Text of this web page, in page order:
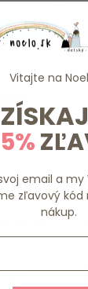
Forest
skladom
Vitajte na
5%
email a
zľavový kód
nákup.